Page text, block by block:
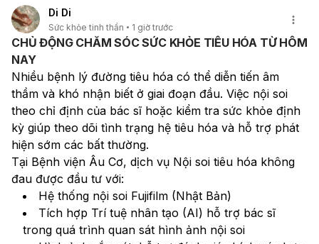
Di Di
Sức khỏe tinh thần 1 giờ trước
CHỦ ĐỘNG CHĂM SÓC SỨC KHỎE TIÊU HÓA TỪ HÔM
NAY
Nhiều bệnh lý đường tiêu hóa có thể diễn tiến âm
thầm và khó nhận biết ở giai đoạn đầu. Việc nội soi
theo chỉ định của bác sĩ hoặc kiểm tra sức khỏe định
kỳ giúp theo dõi tình trạng hệ tiêu hóa và hỗ trợ phát
hiện sớm các bất thường.
Tại Bệnh viện Âu Cơ, dịch vụ Nội soi tiêu hóa không
đau được đầu tư với:
Hệ thống nội soi Fujifilm (Nhật Bản)
Tích hợp Trí tuệ nhân tạo (AI) hỗ trợ bác sĩ
trong quá trình quan sát hình ảnh nội soi